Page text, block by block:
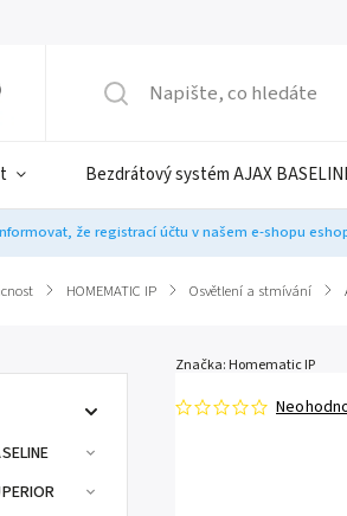
Bezdrátový systém AJAX
že registrací účtu v našem e-shopu
/ HOMEMATIC IP / Osvětlení a stmívání /
Značka: Homematic IP